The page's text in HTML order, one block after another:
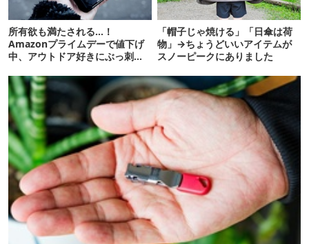
所有欲も満たされる…！
Amazonプライムデーで値下げ
中、アウトドア好きにぶっ刺さ
「帽子じゃ焼ける」「日傘は荷
物」→ちょうどいいアイテムが
スノーピークにありました